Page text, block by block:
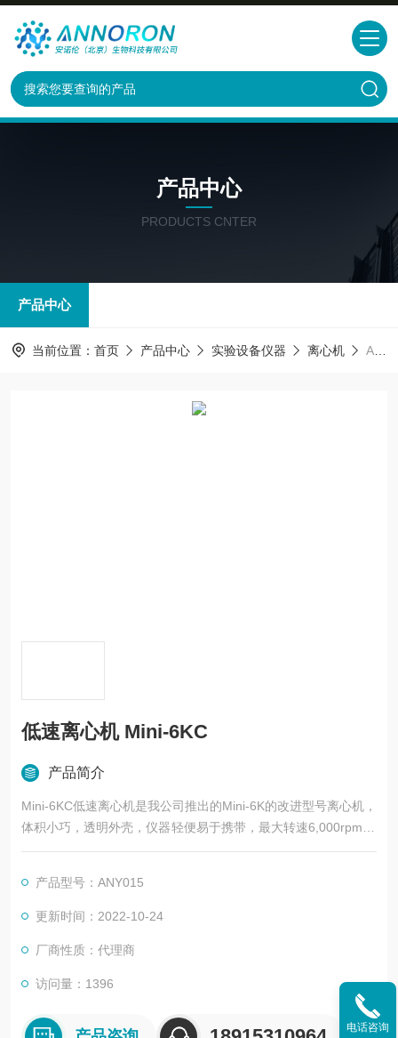
产品中心
PRODUCTS CNTER
产品中心
当前位置： 首页 产品中心 实验设备仪器 离心机 ANY015低速离心机 Mini-6KC
低速离心机 Mini-6KC
产品简介
Mini-6KC低速离心机是我公司推出的Mini-6K的改进型号离心机，
体积小巧，透明外壳，仪器轻便易于携带，最大转速6,000rpm/4,
000rpm两档可供选择，满足实验室试剂混合及样品瞬时离心需
混匀效果。人性化设计，开盖即停，合盖自动运行。
产品型号：ANY015
更新时间：2022-10-24
厂商性质：代理商
访问量：1396
电话咨询